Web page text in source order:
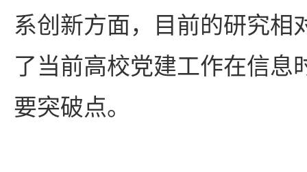
系创新方面，目前的研究相
了当前高校党建工作在信息
要突破点。